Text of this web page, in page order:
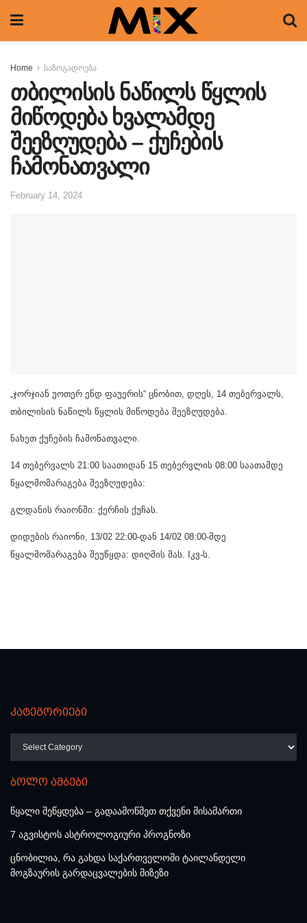
Home საზოგადოება
თბილისის ნაწილს წყლის
მიწოდება ხვალამდე
შეეზღუდება – ქუჩების
ჩამონათვალი
February 14, 2024
„ჯორჯიან უოთერ ენდ ფაუერის“ ცნობით, დღეს, 14 თებერვალს,
თბილისის ნაწილს წყლის მიწოდება შეეზღუდება.
ნახეთ ქუჩების ჩამონათვალი.
14 თებერვალს 21:00 საათიდან 15 თებერვლის 08:00 საათამდე
წყალმომარაგება შეეზღუდება:
გლდანის რაიონში: ქერჩის ქუჩას.
დიდუბის რაიონი, 13/02 22:00-დან 14/02 08:00-მდე
წყალმომარაგება შეუწყდა: დიღმის მას. Iკვ-ს.
კატეგორიები
ბოლო ამბები
წყალი შეწყდება – გადაამოწმეთ თქვენი მისამართი
7 აგვისტოს ასტროლოგიური პროგნოზი
ცნობილია, რა გახდა საქართველოში ტაილანდელი
მოგზაურის გარდაცვალების მიზეზი